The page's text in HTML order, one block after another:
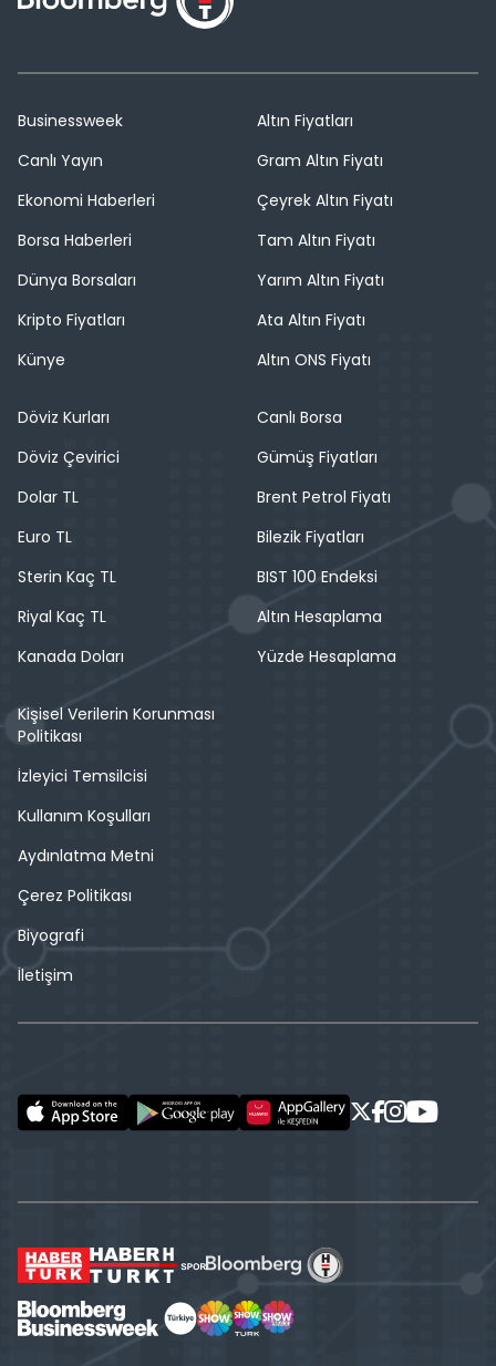
Businessweek
Canlı Yayın
Ekonomi Haberleri
Borsa Haberleri
Dünya Borsaları
Kripto Fiyatları
Künye
Altın Fiyatları
Gram Altın Fiyatı
Çeyrek Altın Fiyatı
Tam Altın Fiyatı
Yarım Altın Fiyatı
Ata Altın Fiyatı
Altın ONS Fiyatı
Döviz Kurları
Döviz Çevirici
Dolar TL
Euro TL
Sterin Kaç TL
Riyal Kaç TL
Kanada Doları
Canlı Borsa
Gümüş Fiyatları
Brent Petrol Fiyatı
Bilezik Fiyatları
BIST 100 Endeksi
Altın Hesaplama
Yüzde Hesaplama
Kişisel Verilerin Korunması
Politikası
İzleyici Temsilcisi
Kullanım Koşulları
Aydınlatma Metni
Çerez Politikası
Biyografi
İletişim